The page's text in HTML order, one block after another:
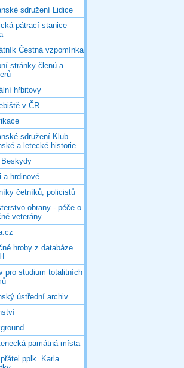
sdružení Lidice
pátrací stanice
Čestná vzpomínka
stránky členů a
hřbitovy
v ČR
sdružení Klub
a letecké historie
Beskydy
a hrdinové
četníků, policistů
obrany - péče o
veterány
hroby z databáze
pro studium totalitních
ústřední archiv
památná místa
pplk. Karla